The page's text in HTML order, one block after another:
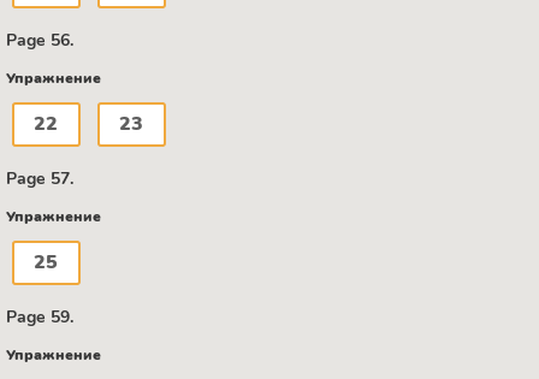
Page 56.
Упражнение
22 23
Page 57.
Упражнение
25
Page 59.
Упражнение